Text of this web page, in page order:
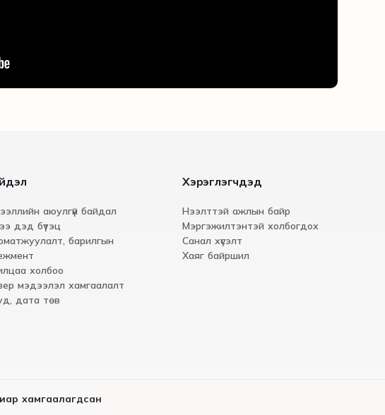
аюулгүй байдал
дэд бүтэц
барилгын
холбоо
мэдээлэл хамгаалалт
дата төв
Хэрэглэгчдэд
Нээлттэй ажлын байр
Мэргэжилтэнтэй холбогдох
Санал хүсэлт
Хаяг байршил
хамгаалагдсан